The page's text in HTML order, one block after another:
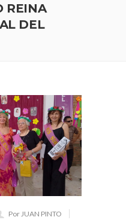
REINA
DEL
Por JUAN PINTO